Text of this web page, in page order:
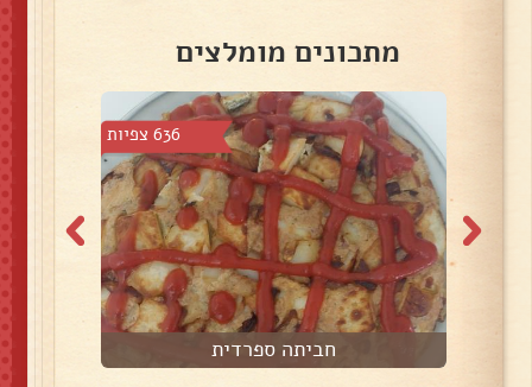
מתכונים מומלצים
636 צפיות
חביתה ספרדית